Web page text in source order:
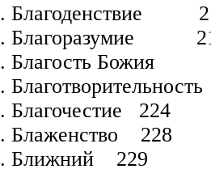
Благоденствие
Благоразумие
Благость Божия
Благочестие 224
Блаженство 228
Ближний 229